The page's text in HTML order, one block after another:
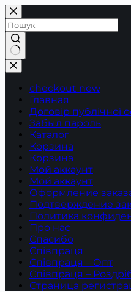
Перейти
до
вмісту
Немає
результатів
checkout new
Главная
Договір публічної
Забыл пароль
Каталог
Корзина
Корзина
Мой аккаунт
Мой аккаунт
Оформление
Подтверждение
Политика
Про нас
Спасибо
Співпраця
Співпраця – Опт
Співпраця –
Страница